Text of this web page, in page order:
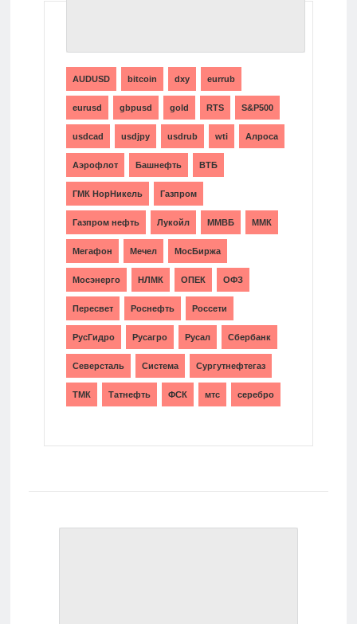
AUDUSD bitcoin dxy eurrub
eurusd gbpusd gold RTS S&P500
usdcad usdjpy usdrub wti Алроса
Аэрофлот Башнефть ВТБ
ГМК НорНикель Газпром
Газпром нефть Лукойл ММВБ ММК
Мегафон Мечел МосБиржа
Мосэнерго НЛМК ОПЕК ОФЗ
Пересвет Роснефть Россети
РусГидро Русагро Русал Сбербанк
Северсталь Система Сургутнефтегаз
ТМК Татнефть ФСК мтс серебро